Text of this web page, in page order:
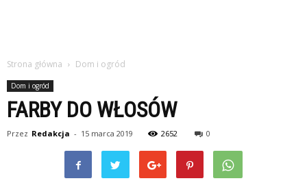
Strona główna Dom i ogród
Dom i ogród
FARBY DO WŁOSÓW
Przez Redakcja - 15 marca 2019 2652 0